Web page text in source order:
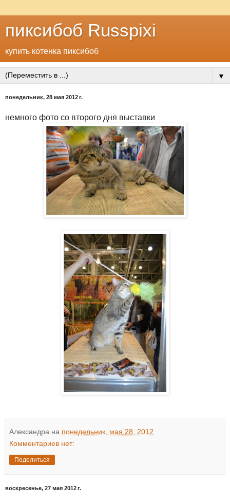
пиксибоб Russpixi
купить котенка пиксибоб
▼
понедельник, 28 мая 2012 г.
немного фото со второго дня выставки
Александра на понедельник, мая 28, 2012
Комментариев нет:
Поделиться
воскресенье, 27 мая 2012 г.